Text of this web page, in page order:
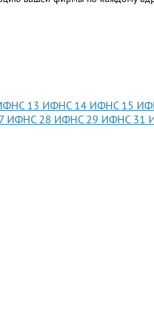
13 ИФНС 14 ИФНС 15
ИФНС 28 ИФНС 29 ИФНС 31